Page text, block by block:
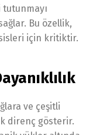
Bu özellik,
için kritiktir.
ve çeşitli
direnç gösterir.